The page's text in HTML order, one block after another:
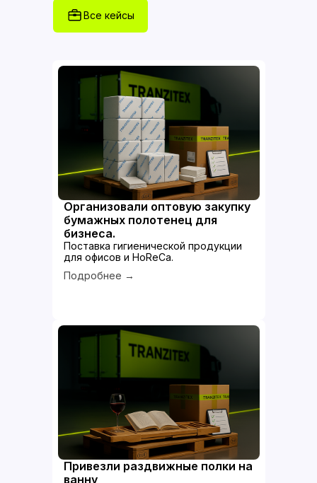
Все кейсы
Организовали оптовую закупку
бумажных полотенец для
бизнеса.
Поставка гигиенической продукции
для офисов и HoReCa.
Подробнее →
Привезли раздвижные полки на
ванну